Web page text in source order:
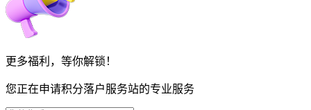
更多福利，等你解锁！
您正在申请积分落户服务站的专业服务